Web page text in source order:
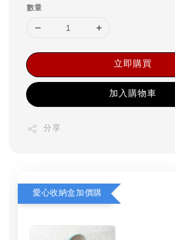
數量
立即購買
加入購物車
分享
愛心收納盒加價購